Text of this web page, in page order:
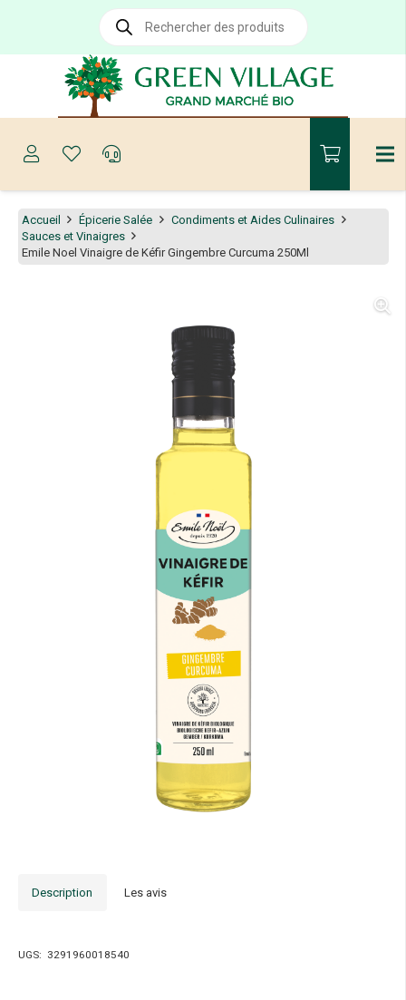
Recherche
produits
Accueil Épicerie Salée
Condiments et Aides Culinaires
Sauces et Vinaigres
Emile Noel Vinaigre de Kéfir Gingembre Curcuma 250Ml
Description Les avis
UGS: 3291960018540